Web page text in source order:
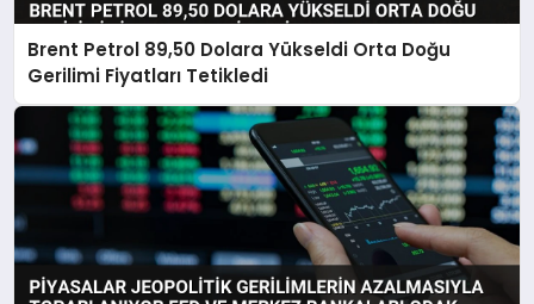
Brent Petrol 89,50 Dolara Yükseldi Orta Doğu
Gerilimi Fiyatları Tetikledi